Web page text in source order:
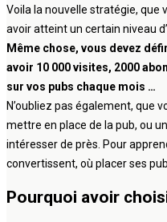
Voila la nouvelle stratégie, que
avoir atteint un certain niveau
Même chose, vous devez
avoir 10 000 visites, 2000
sur vos pubs chaque mois …
N’oubliez pas également, que
mettre en place de la pub, ou
intéresser de près. Pour
convertissent, où placer ses
Pourquoi avoir